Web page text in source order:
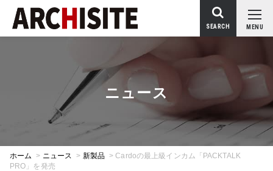
MENU
SEARCH
ニュース
ホーム > ニュース > 新製品 >Cardoの最上級インカム「PACKTALK
PRO」を発売